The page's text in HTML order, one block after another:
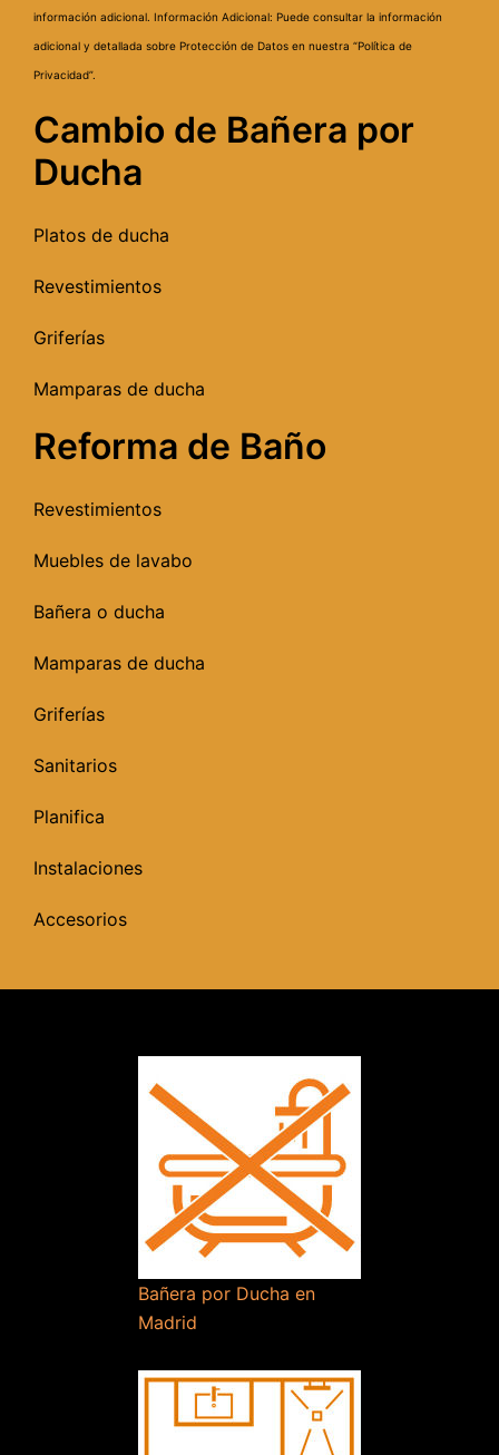
información adicional. Información Adicional: Puede consultar la información
adicional y detallada sobre Protección de Datos en nuestra “Política de
Privacidad”.
Cambio de Bañera por
Ducha
Platos de ducha
Revestimientos
Griferías
Mamparas de ducha
Reforma de Baño
Revestimientos
Muebles de lavabo
Bañera o ducha
Mamparas de ducha
Griferías
Sanitarios
Planifica
Instalaciones
Accesorios
Bañera por Ducha en
Madrid